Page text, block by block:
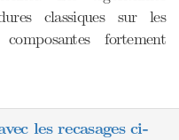
classiques sur les
fortement
les recasages ci-